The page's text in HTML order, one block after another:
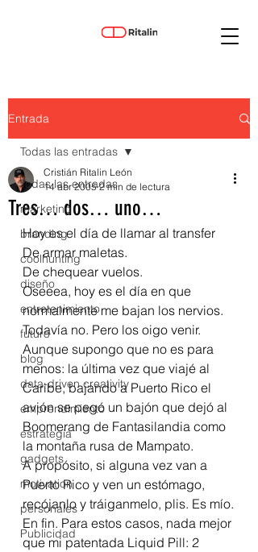
Entrada
Todas las entradas
marketing
branding
coolhunting
diseño
entretenimiento
futuro
blog
data-driven creativity
emprendimiento
estrategia
gadgets
motivation
personales
Publicidad
Todas las entradas
Tres… dos… uno…
Cristián Ritalin León
14 abr 2005 2 min de lectura
Hoy es el día de llamar al transfer
De armar maletas.
De chequear vuelos.
Oseeea, hoy es el día en que
normalmente me bajan los nervios.
Todavía no. Pero los oigo venir.
Aunque supongo que no es para
menos: la última vez que viajé al
Caribe, bajando a Puerto Rico el
avión se pegó un bajón que dejó al
Boomerang de Fantasilandia como
la montaña rusa de Mampato.
A propósito, si alguna vez van a
Puerto Rico y ven un estómago,
recójanlo y tráiganmelo, plis. Es mío.
En fin. Para estos casos, nada mejor
que mi patentada Liquid Pill: 2